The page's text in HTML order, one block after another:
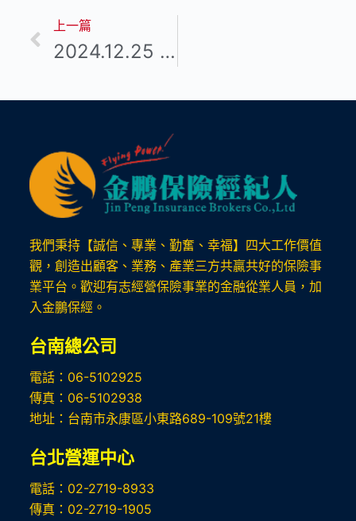
上一篇
2024.12.25 2024年耶誕台南一二歡慶會
我們秉持【誠信、專業、勤奮、幸福】四大工作價值
觀，創造出顧客、業務、產業三方共贏共好的保險事
業平台。歡迎有志經營保險事業的金融從業人員，加
入金鵬保經。
台南總公司
電話：06-5102925
傳真：06-5102938
地址：台南市永康區小東路689-109號21樓
台北營運中心
電話：02-2719-8933
傳真：02-2719-1905